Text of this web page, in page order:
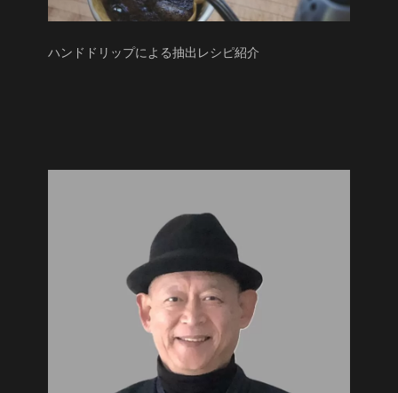
ハンドドリップによる抽出レシピ紹介